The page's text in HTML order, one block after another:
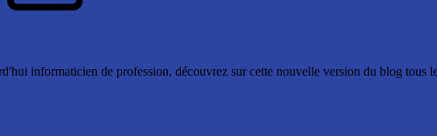
informaticien de profession, découvrez sur cette nouvelle version du blog tous